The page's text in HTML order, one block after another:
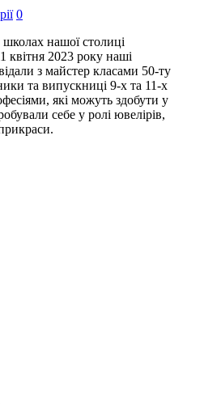
0
нашої столиці
квітня 2023 року наші
з майстер класами 50-ту
та випускниці 9-х та 11-х
які можуть здобути у
себе у ролі ювелірів,